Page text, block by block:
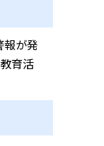
報が発
育活